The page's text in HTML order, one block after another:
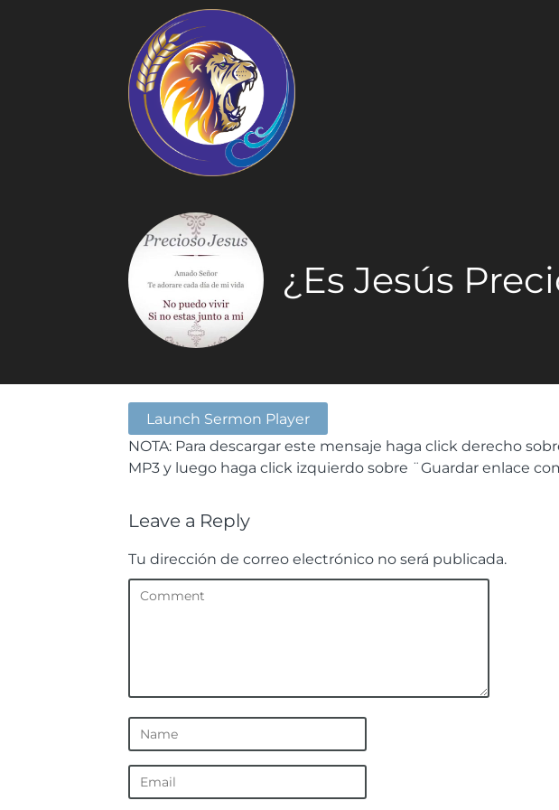
¿Es Jesús
Launch Sermon Player
NOTA: Para descargar este mensaje haga click derecho
MP3 y luego haga click izquierdo sobre ¨Guardar enlace
Leave a Reply
Tu dirección de correo electrónico no será publicada.